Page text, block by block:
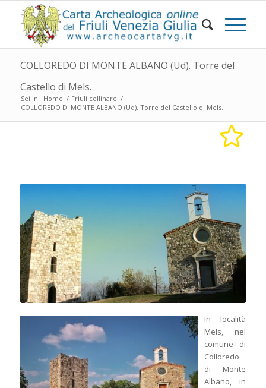
COLLOREDO DI MONTE ALBANO (Ud). Torre del
Castello di Mels.
Sei in: Home / Friuli collinare /
COLLOREDO DI MONTE ALBANO (Ud). Torre del Castello di Mels.
In località
Mels, nel
comune di
Colloredo
di Monte
Albano, in